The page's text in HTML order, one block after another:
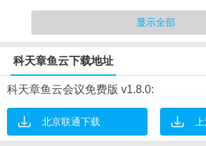
科天章鱼云软件特点
2.简洁设计，稳定、流畅面对面视频会议体验
显示全部
科天章鱼云下载地址
科天章鱼云会议免费版 v1.8.0:
北京联通下载